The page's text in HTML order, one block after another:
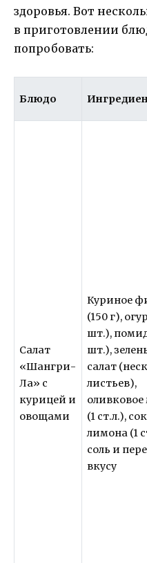
здоровья. Вот
в приготовлении
попробовать:
Блюдо
Салат
«Шангри-
Ла» с
курицей и
овощами
Куриное
(150 г),
шт.),
шт.),
салат
листьев),
оливковое
(1 ст.л.), сок
лимона (1
соль и
вкусу